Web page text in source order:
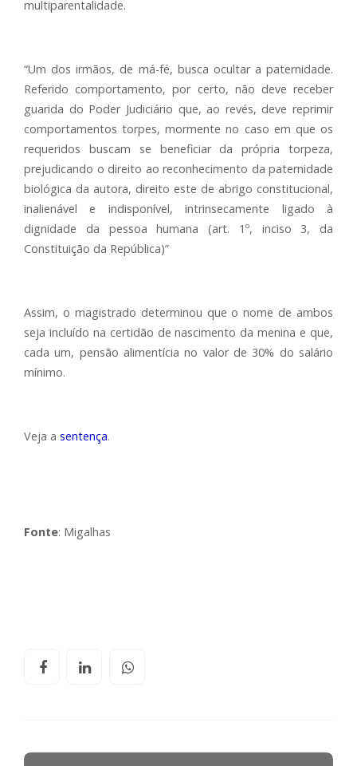
multiparentalidade.
“Um dos irmãos, de má-fé, busca ocultar a paternidade.
Referido comportamento, por certo, não deve receber
guarida do Poder Judiciário que, ao revés, deve reprimir
comportamentos torpes, mormente no caso em que os
requeridos buscam se beneficiar da própria torpeza,
prejudicando o direito ao reconhecimento da paternidade
biológica da autora, direito este de abrigo constitucional,
inalienável e indisponível, intrinsecamente ligado à
dignidade da pessoa humana (art. 1º, inciso 3, da
Constituição da República)”
Assim, o magistrado determinou que o nome de ambos
seja incluído na certidão de nascimento da menina e que,
cada um, pensão alimentícia no valor de 30% do salário
mínimo.
Veja a sentença.
Fonte: Migalhas